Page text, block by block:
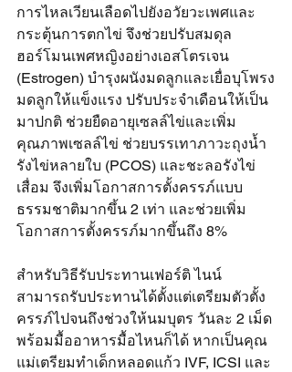
การไหลเวียนเลือดไปยังอวัยวะเพศและ
กระตุ้นการตกไข่ จึงช่วยปรับสมดุล
ฮอร์โมนเพศหญิงอย่างเอสโตรเจน
(Estrogen) บำรุงผนังมดลูกและเยื่อบุโพรง
มดลูกให้แข็งแรง ปรับประจำเดือนให้เป็น
มาปกติ ช่วยยืดอายุเซลล์ไข่และเพิ่ม
คุณภาพเซลล์ไข่ ช่วยบรรเทาภาวะถุงน้ำ
รังไข่หลายใบ (PCOS) และชะลอรังไข่
เสื่อม จึงเพิ่มโอกาสการตั้งครรภ์แบบ
ธรรมชาติมากขึ้น 2 เท่า และช่วยเพิ่ม
โอกาสการตั้งครรภ์มากขึ้นถึง 8%
สำหรับวิธีรับประทานเฟอร์ติ ไนน์
สามารถรับประทานได้ตั้งแต่เตรียมตัวตั้ง
ครรภ์ไปจนถึงช่วงให้นมบุตร วันละ 2 เม็ด
พร้อมมื้ออาหารมื้อไหนก็ได้ หากเป็นคุณ
แม่เตรียมทำเด็กหลอดแก้ว IVF, ICSI และ